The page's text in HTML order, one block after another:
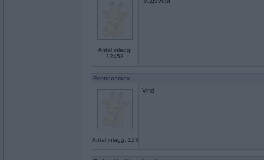
Antal inlägg:
12458
Fennecstasy
Antal inlägg: 123
Vind